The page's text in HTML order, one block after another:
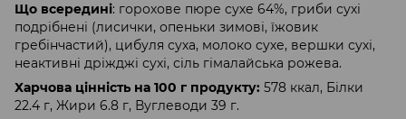
Що всередині: горохове пюре сухе 64%, гриби сухі
подрібнені (лисички, опеньки зимові, їжовик
гребінчастий), цибуля суха, молоко сухе, вершки сухі,
неактивні дріжджі сухі, сіль гімалайська рожева.
Харчова цінність на 100 г продукту: 578 ккал, Білки
22.4 г, Жири 6.8 г, Вуглеводи 39 г.